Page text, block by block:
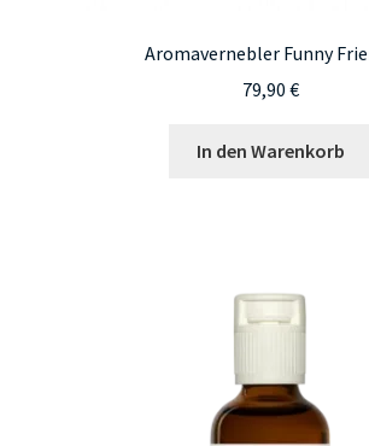
Aromavernebler Funny
79,90 €
In den Warenkorb